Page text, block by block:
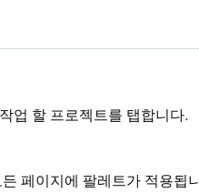
업 할 프로젝트를 탭합니다.
페이지에 팔레트가 적용됩니